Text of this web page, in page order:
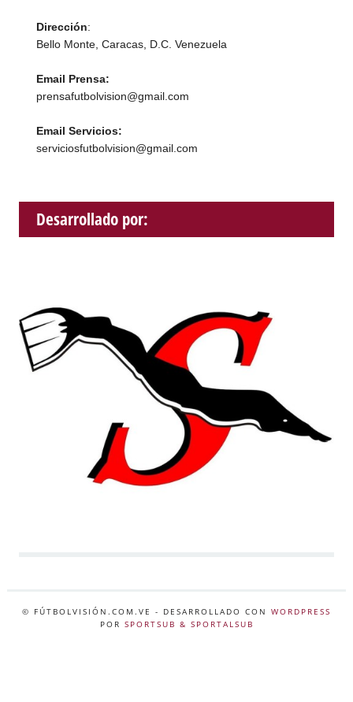
Dirección:
Bello Monte, Caracas, D.C. Venezuela
Email Prensa:
prensafutbolvision@gmail.com
Email Servicios:
serviciosfutbolvision@gmail.com
Desarrollado por:
© FÚTBOLVISIÓN.COM.VE - DESARROLLADO CON WORDPRESS
POR SPORTSUB & SPORTALSUB